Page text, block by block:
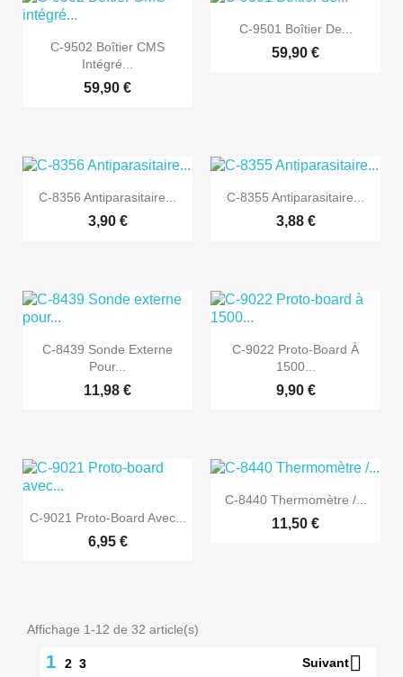
 Aperçu rapide
C-9502 Boîtier CMS
Intégré...
59,90 €
 Aperçu rapide
C-9501 Boîtier De...
59,90 €
 Aperçu rapide
C-8356 Antiparasitaire...
3,90 €
 Aperçu rapide
C-8355 Antiparasitaire...
3,88 €
 Aperçu rapide
C-8439 Sonde Externe
Pour...
11,98 €
 Aperçu rapide
C-9022 Proto-Board À
1500...
9,90 €
 Aperçu rapide
C-9021 Proto-Board Avec...
6,95 €
 Aperçu rapide
C-8440 Thermomètre /...
11,50 €
Affichage 1-12 de 32 article(s)
1 2 3 Suivant